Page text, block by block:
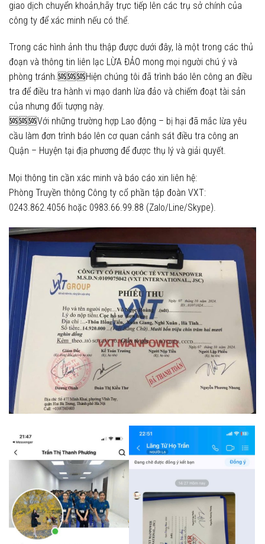
giao dịch chuyển khoản,hãy trực tiếp lên các trụ sở chính của
công ty để xác minh nếu có thể.
Trong các hình ảnh thu thập được dưới đây, là một trong các thủ
đoạn và thông tin liên lạc LỪA ĐẢO mong mọi người chú ý và
phòng tránh.🆘🆘🆘Hiện chúng tôi đã trình báo lên công an điều
tra để điều tra hành vi mạo danh lừa đảo và chiếm đoạt tài sản
của nhưng đối tượng này.
🆘🆘🆘Với những trường hợp Lao động – bị hại đã mắc lừa yêu
cầu làm đơn trình báo lên cơ quan cảnh sát điều tra công an
Quận – Huyện tại địa phương để được thụ lý và giải quyết.
Mọi thông tin cần xác minh và báo cáo xin liên hệ:
Phòng Truyền thông Công ty cổ phần tập đoàn VXT:
0243.862.4056 hoặc 0983.66.99.88 (Zalo/Line/Skype).